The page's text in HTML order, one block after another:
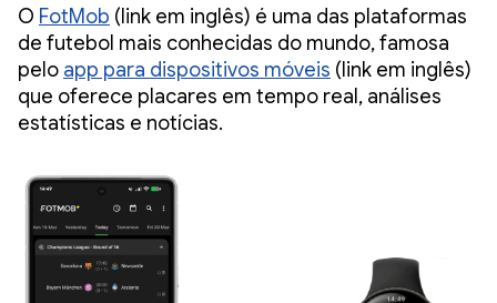
O FotMob (link em inglês) é uma das plataformas
de futebol mais conhecidas do mundo, famosa
pelo app para dispositivos móveis (link em inglês)
que oferece placares em tempo real, análises
estatísticas e notícias.